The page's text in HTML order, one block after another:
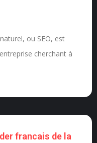
ou SEO, est
cherchant à
francais de la